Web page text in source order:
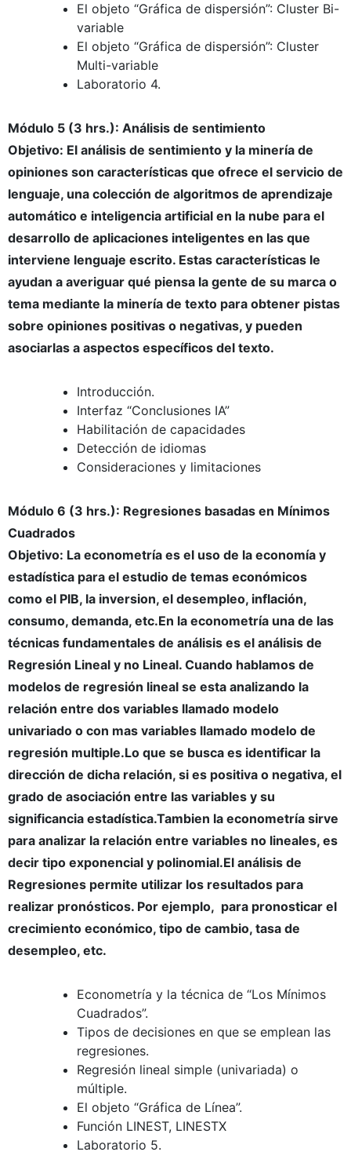
El objeto “Gráfica de dispersión”: Cluster Bi-
variable
El objeto “Gráfica de dispersión”: Cluster
Multi-variable
Laboratorio 4.
Módulo 5 (3 hrs.): Análisis de sentimiento
Objetivo: El análisis de sentimiento y la minería de
opiniones son características que ofrece el servicio de
lenguaje, una colección de algoritmos de aprendizaje
automático e inteligencia artificial en la nube para el
desarrollo de aplicaciones inteligentes en las que
interviene lenguaje escrito. Estas características le
ayudan a averiguar qué piensa la gente de su marca o
tema mediante la minería de texto para obtener pistas
sobre opiniones positivas o negativas, y pueden
asociarlas a aspectos específicos del texto.
Introducción.
Interfaz “Conclusiones IA”
Habilitación de capacidades
Detección de idiomas
Consideraciones y limitaciones
Módulo 6 (3 hrs.): Regresiones basadas en Mínimos
Cuadrados
Objetivo: La econometría es el uso de la economía y
estadística para el estudio de temas económicos
como el PIB, la inversion, el desempleo, inflación,
consumo, demanda, etc.En la econometría una de las
técnicas fundamentales de análisis es el análisis de
Regresión Lineal y no Lineal. Cuando hablamos de
modelos de regresión lineal se esta analizando la
relación entre dos variables llamado modelo
univariado o con mas variables llamado modelo de
regresión multiple.Lo que se busca es identificar la
dirección de dicha relación, si es positiva o negativa, el
grado de asociación entre las variables y su
significancia estadística.Tambien la econometría sirve
para analizar la relación entre variables no lineales, es
decir tipo exponencial y polinomial.El análisis de
Regresiones permite utilizar los resultados para
realizar pronósticos. Por ejemplo, para pronosticar el
crecimiento económico, tipo de cambio, tasa de
desempleo, etc.
Econometría y la técnica de “Los Mínimos
Cuadrados”.
Tipos de decisiones en que se emplean las
regresiones.
Regresión lineal simple (univariada) o
múltiple.
El objeto “Gráfica de Línea”.
Función LINEST, LINESTX
Laboratorio 5.